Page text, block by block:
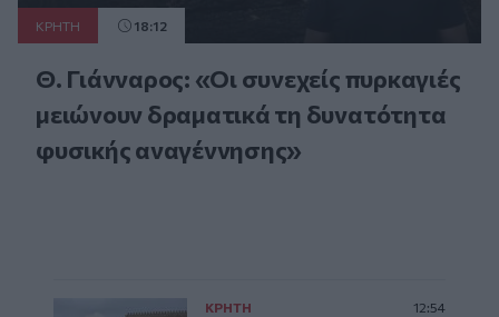
ΚΡΗΤΗ 18:12
Θ. Γιάνναρος: «Οι συνεχείς πυρκαγιές
μειώνουν δραματικά τη δυνατότητα
φυσικής αναγέννησης»
ΚΡΗΤΗ 12:54